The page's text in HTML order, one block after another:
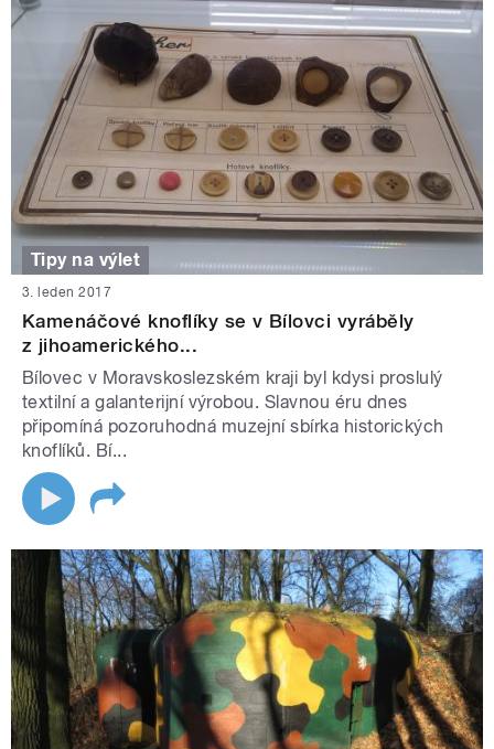
Tipy na výlet
3. leden 2017
Kamenáčové knoflíky se v Bílovci vyráběly
z jihoamerického...
Bílovec v Moravskoslezském kraji byl kdysi proslulý
textilní a galanterijní výrobou. Slavnou éru dnes
připomíná pozoruhodná muzejní sbírka historických
knoflíků. Bí...